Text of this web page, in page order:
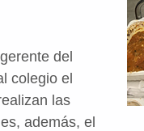
del
colegio el
las
además, el